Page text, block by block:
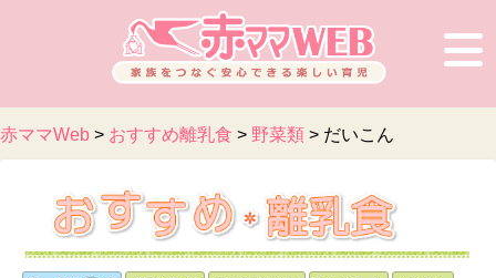
赤ママWeb > おすすめ離乳食 > 野菜類 > だいこん